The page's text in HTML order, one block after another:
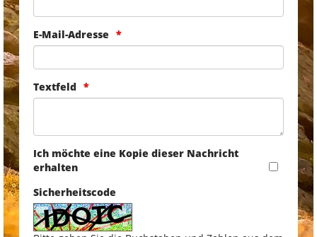
E-Mail-Adresse
Textfeld
Ich möchte eine Kopie dieser Nachricht
erhalten
Sicherheitscode